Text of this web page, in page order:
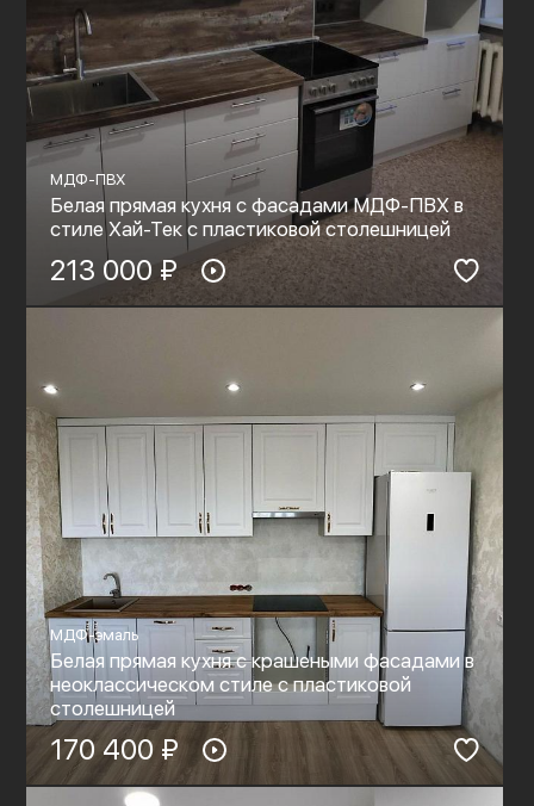
МДФ-ПВХ
Белая прямая кухня с фасадами МДФ-ПВХ в
стиле Хай-Тек с пластиковой столешницей
213 000 ₽
МДФ-эмаль
Белая прямая кухня с крашеными фасадами в
неоклассическом стиле с пластиковой
столешницей
170 400 ₽